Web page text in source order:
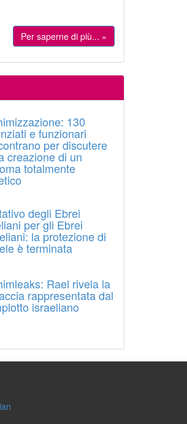
Per saperne di più... »
130
e funzionari
per discutere
creazione di un
totalmente
degli Ebrei
per gli Ebrei
la protezione di
è terminata
Rael rivela la
rappresentata dal
israeliano